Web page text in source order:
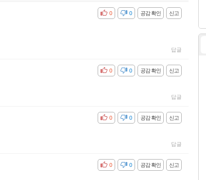
신고
공감 확인
비공감 0
0
답글
신고
공감 확인
비공감 0
0
답글
신고
공감 확인
비공감 0
0
답글
신고
공감 확인
비공감 0
0